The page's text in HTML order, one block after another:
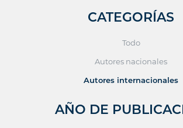
CATEGORÍAS
Todo
Autores nacionales
Autores internacionales
AÑO DE